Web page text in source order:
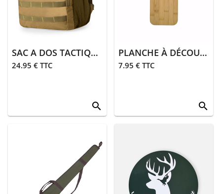
chaussettes
> Ceintures
> Divers
Équipements
>
Équipements
divers
SAC A DOS TACTIQUE |BEIGE
24.95 € TTC
search
PLANCHE À DÉCOUPER CHASSE | BAMBOU
7.95 € TTC
search